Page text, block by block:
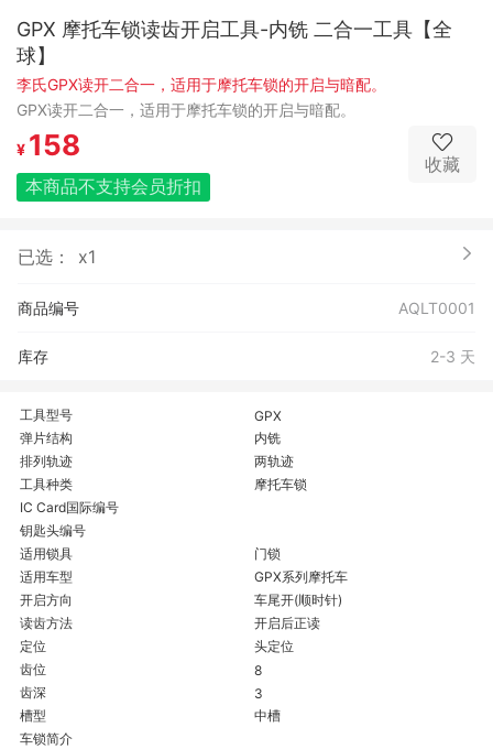
GPX 摩托车锁读齿开启工具-内铣 二合一工具【全
球】
李氏GPX读开二合一，适用于摩托车锁的开启与暗配。
GPX读开二合一，适用于摩托车锁的开启与暗配。
¥ 158
收藏
本商品不支持会员折扣
已选： x1
商品编号 AQLT0001
库存 2-3 天
工具型号
GPX
弹片结构
内铣
排列轨迹
两轨迹
工具种类
摩托车锁
IC Card国际编号
钥匙头编号
适用锁具
门锁
适用车型
GPX系列摩托车
开启方向
车尾开(顺时针)
读齿方法
开启后正读
定位
头定位
齿位
8
齿深
3
槽型
中槽
车锁简介